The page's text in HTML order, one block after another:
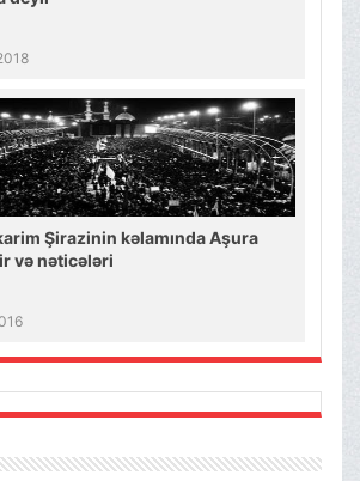
Şirazinin kəlamında Aşura
və nəticələri